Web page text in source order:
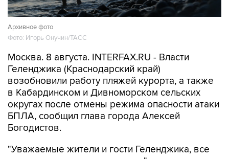
Архивное фото
Фото: Игорь Онучин/ТАСС
Москва. 8 августа. INTERFAX.RU - Власти
Геленджика (Краснодарский край)
возобновили работу пляжей курорта, а также
в Кабардинском и Дивноморском сельских
округах после отмены режима опасности атаки
БПЛА, сообщил глава города Алексей
Богодистов.
"Уважаемые жители и гости Геленджика, все